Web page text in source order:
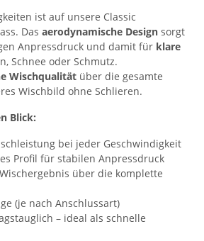
ist auf unsere Classic
Das aerodynamische Design sorgt
Anpressdruck und damit für klare
Schnee oder Schmutz.
Wischqualität über die gesamte
Wischbild ohne Schlieren.
Blick:
bei jeder Geschwindigkeit
Profil für stabilen Anpressdruck
über die komplette
(je nach Anschlussart)
– ideal als schnelle